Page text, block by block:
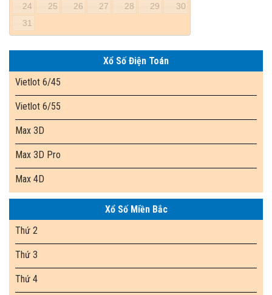
24
25 26 27 28 29
30
31
Xổ Số Điện Toán
Vietlot 6/45
Vietlot 6/55
Max 3D
Max 3D Pro
Max 4D
Xổ Số Miền Bắc
Thứ 2
Thứ 3
Thứ 4